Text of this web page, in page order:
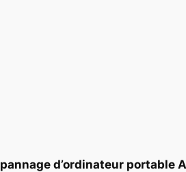
d’ordinateur portable